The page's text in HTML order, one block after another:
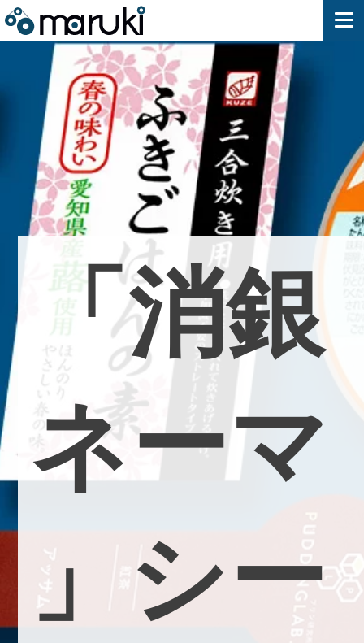
「消銀
ネーマ
」 シー